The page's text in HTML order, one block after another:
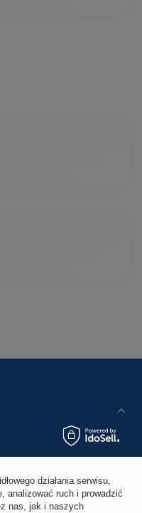
działania serwisu,
analizować ruch i prowadzić
nas, jak i naszych